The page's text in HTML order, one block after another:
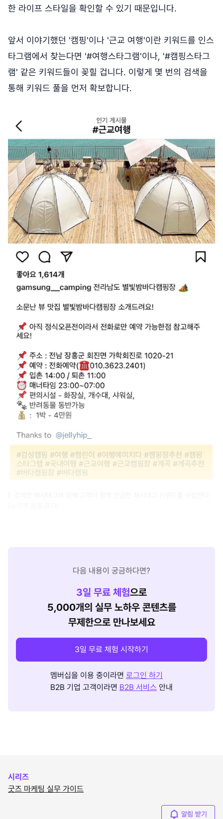
한 라이프 스타일을 확인할 수 있기 때문입니다.
앞서 이야기했던 '캠핑'이나 '근교 여행'이란 키워드를 인스
타그램에서 찾는다면 '#여행스타그램'이나, '#캠핑스타그
램' 같은 키워드들이 꽂힐 겁니다. 이렇게 몇 번의 검색을
통해 키워드 풀을 먼저 확보합니다.
다음 내용이 궁금하다면?
3일 무료 체험으로
5,000개의 실무 노하우 콘텐츠를
무제한으로 만나보세요
3일 무료 체험 시작하기
멤버십을 이용 중이라면 로그인 하기
B2B 기업 고객이라면 B2B 서비스 안내
시리즈
굿즈 마케팅 실무 가이드
알림 받기